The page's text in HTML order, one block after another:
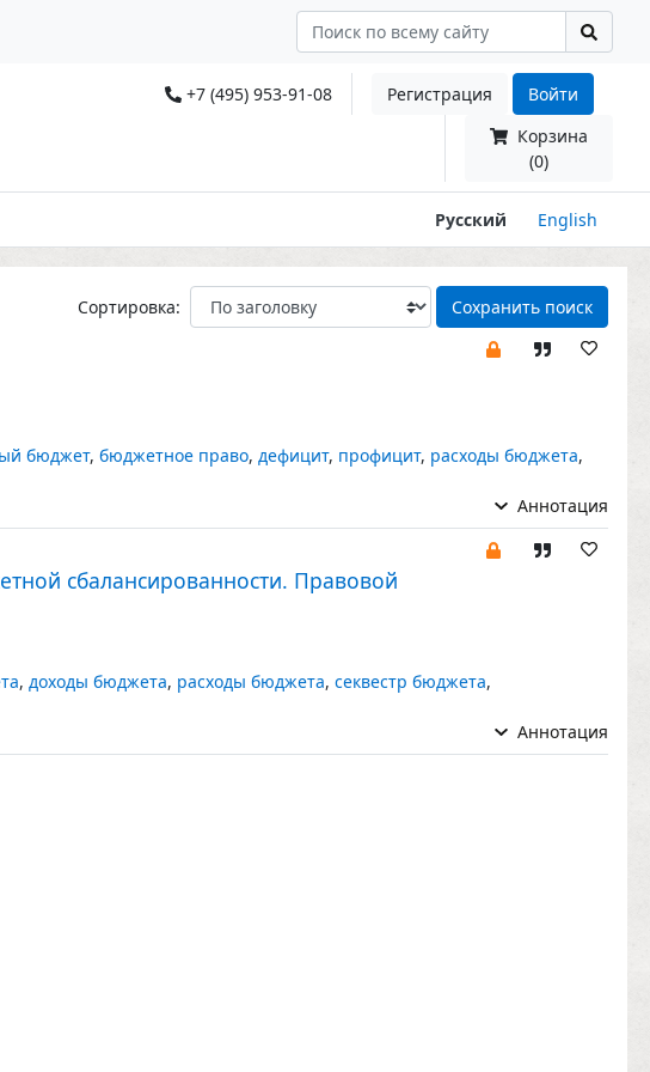
+7 (495) 953-91-08 Регистрация
Войти
Корзина
(0)
Русский English
Сортировка: Сохранить поиск
бюджет, бюджетное право, дефицит, профицит, расходы бюджета,
Аннотация
сбалансированности. Правовой
, доходы бюджета, расходы бюджета, секвестр бюджета,
Аннотация